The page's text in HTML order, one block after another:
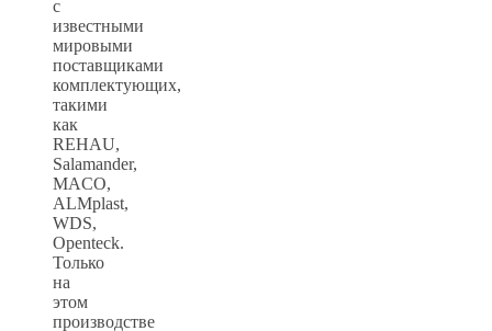
с
известными
мировыми
поставщиками
комплектующих,
такими
как
REHAU,
Salamander,
MACO,
ALMplast,
WDS,
Openteck.
Только
на
этом
производстве